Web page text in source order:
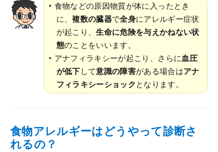
食物などの原因物質が体に入ったとき
に、複数の臓器で全身にアレルギー症状
が起こり、生命に危険を与えかねない状
態のことをいいます。
アナフィラキシーが起こり、さらに血圧
が低下して意識の障害がある場合はアナ
フィラキシーショックとなります。
食物アレルギーはどうやって診断さ
れるの？